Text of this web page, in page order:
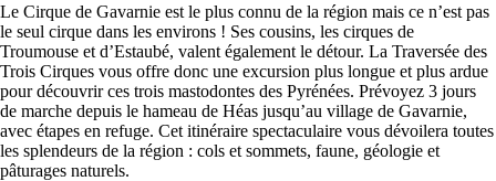
Le Cirque de Gavarnie est le plus connu de la région mais ce n’est pas
le seul cirque dans les environs ! Ses cousins, les cirques de
Troumouse et d’Estaubé, valent également le détour. La Traversée des
Trois Cirques vous offre donc une excursion plus longue et plus ardue
pour découvrir ces trois mastodontes des Pyrénées. Prévoyez 3 jours
de marche depuis le hameau de Héas jusqu’au village de Gavarnie,
avec étapes en refuge. Cet itinéraire spectaculaire vous dévoilera toutes
les splendeurs de la région : cols et sommets, faune, géologie et
pâturages naturels.